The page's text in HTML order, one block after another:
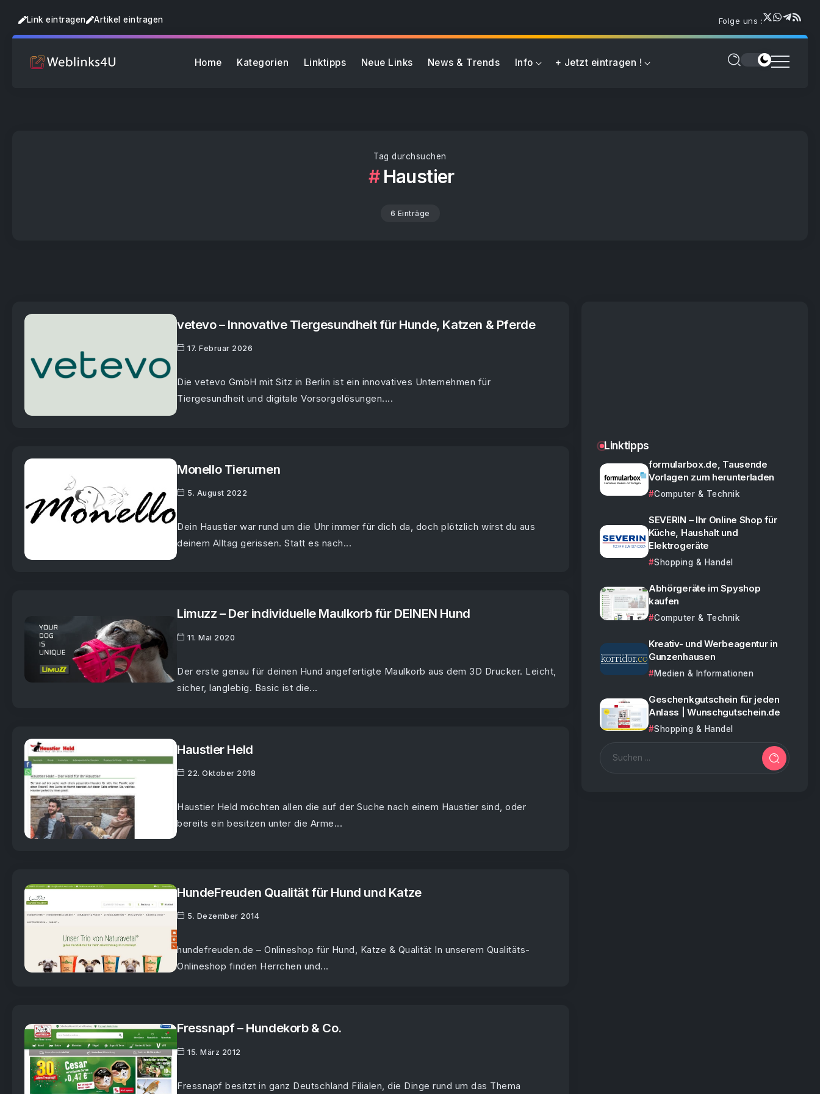
Link eintragen Artikel eintragen Folge uns :
Home Kategorien Linktipps Neue Links News & Trends Info + Jetzt eintragen !
Tag durchsuchen
Haustier
6 Einträge
vetevo – Innovative Tiergesundheit für Hunde, Katzen & Pferde
17. Februar 2026
Die vetevo GmbH mit Sitz in Berlin ist ein innovatives Unternehmen für
Tiergesundheit und digitale Vorsorgelösungen....
Monello Tierurnen
5. August 2022
Dein Haustier war rund um die Uhr immer für dich da, doch plötzlich wirst du aus
deinem Alltag gerissen. Statt es nach...
Limuzz – Der individuelle Maulkorb für DEINEN Hund
11. Mai 2020
Der erste genau für deinen Hund angefertigte Maulkorb aus dem 3D Drucker. Leicht,
sicher, langlebig. Basic ist die...
Haustier Held
22. Oktober 2018
Haustier Held möchten allen die auf der Suche nach einem Haustier sind, oder
bereits ein besitzen unter die Arme...
HundeFreuden Qualität für Hund und Katze
5. Dezember 2014
hundefreuden.de – Onlineshop für Hund, Katze & Qualität In unserem Qualitäts-
Onlineshop finden Herrchen und...
Fressnapf – Hundekorb & Co.
15. März 2012
Fressnapf besitzt in ganz Deutschland Filialen, die Dinge rund um das Thema
Linktipps
formularbox.de, Tausende
Vorlagen zum herunterladen
Computer & Technik
SEVERIN – Ihr Online Shop für
Küche, Haushalt und
Elektrogeräte
Shopping & Handel
Abhörgeräte im Spyshop
kaufen
Computer & Technik
Kreativ- und Werbeagentur in
Gunzenhausen
Medien & Informationen
Geschenkgutschein für jeden
Anlass | Wunschgutschein.de
Shopping & Handel